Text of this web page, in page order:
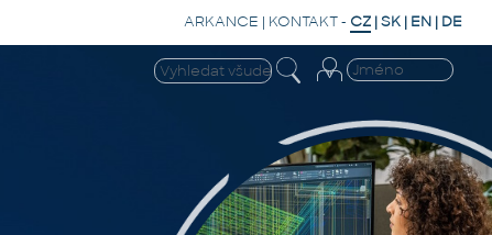
ARKANCE | KONTAKT- CZ |SK | EN | DE